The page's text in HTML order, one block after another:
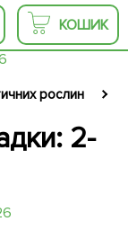
КОШИК
рослин
2-